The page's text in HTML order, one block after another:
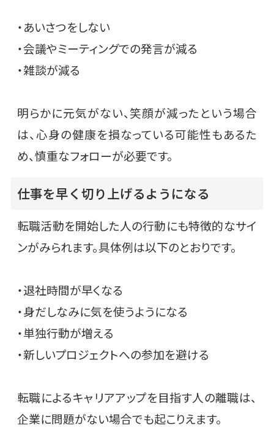
・あいさつをしない
・会議やミーティングでの発言が減る
・雑談が減る
明らかに元気がない、笑顔が減ったという場合
は、心身の健康を損なっている可能性もあるた
め、慎重なフォローが必要です。
仕事を早く切り上げるようになる
転職活動を開始した人の行動にも特徴的なサイ
ンがみられます。具体例は以下のとおりです。
・退社時間が早くなる
・身だしなみに気を使うようになる
・単独行動が増える
・新しいプロジェクトへの参加を避ける
転職によるキャリアアップを目指す人の離職は、
企業に問題がない場合でも起こりえます。